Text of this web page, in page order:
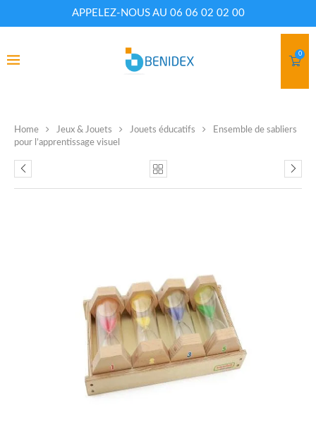
APPELEZ-NOUS AU 06 06 02 02 00
0
Home Jeux & Jouets Jouets éducatifs
Ensemble de sabliers
pour l’apprentissage visuel